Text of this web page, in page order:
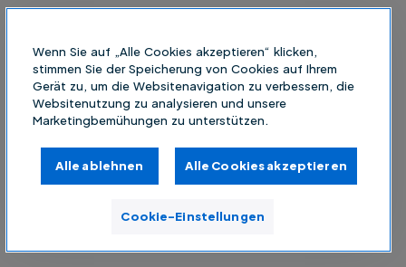
Wenn Sie auf „Alle Cookies akzeptieren“ klicken,
stimmen Sie der Speicherung von Cookies auf Ihrem
Gerät zu, um die Websitenavigation zu verbessern, die
Websitenutzung zu analysieren und unsere
Marketingbemühungen zu unterstützen.
Alle ablehnen Alle Cookies akzeptieren
Cookie-Einstellungen